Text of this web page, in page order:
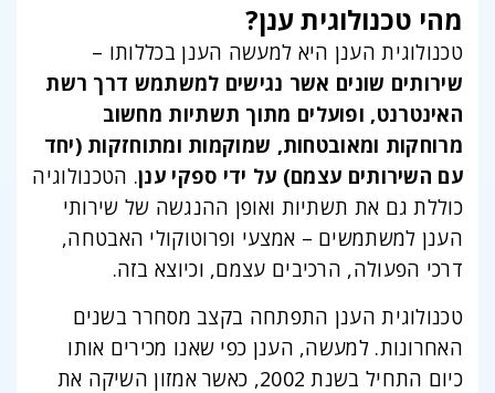
מהי טכנולוגית ענן?
טכנולוגית הענן היא למעשה הענן בכללותו –
שירותים שונים אשר נגישים למשתמש דרך רשת
האינטרנט, ופועלים מתוך תשתיות מחשוב
מרוחקות ומאובטחות, שמוקמות ומתוחזקות (יחד
עם השירותים עצמם) על ידי ספקי ענן. הטכנולוגיה
כוללת גם את תשתיות ואופן ההנגשה של שירותי
הענן למשתמשים – אמצעי ופרוטוקולי האבטחה,
דרכי הפעולה, הרכיבים עצמם, וכיוצא בזה.
טכנולוגית הענן התפתחה בקצב מסחרר בשנים
האחרונות. למעשה, הענן כפי שאנו מכירים אותו
כיום התחיל בשנת 2002, כאשר אמזון השיקה את